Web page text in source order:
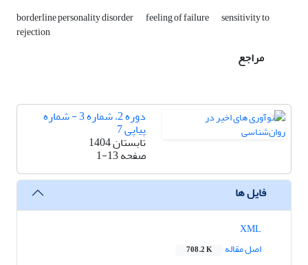
borderline personality disorder feeling of failure sensitivity to
rejection
مراجع
دوره 2، شماره 3 - شماره
پیاپی 7
تابستان 1404
صفحه1-13
فایل ها
اصل مقاله
708.2 K